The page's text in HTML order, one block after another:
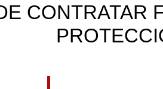
CONTRATAR